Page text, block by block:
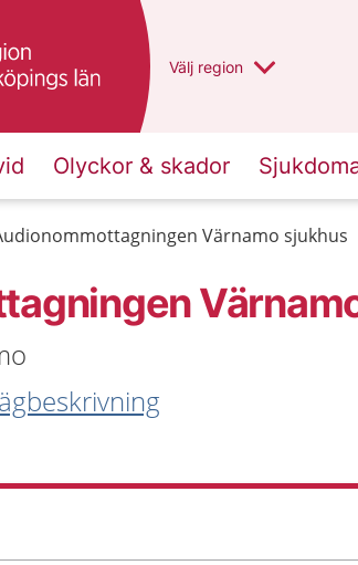
Du har valt region
Välj en annan
region
Olyckor & skador
Värnamo sjukhus